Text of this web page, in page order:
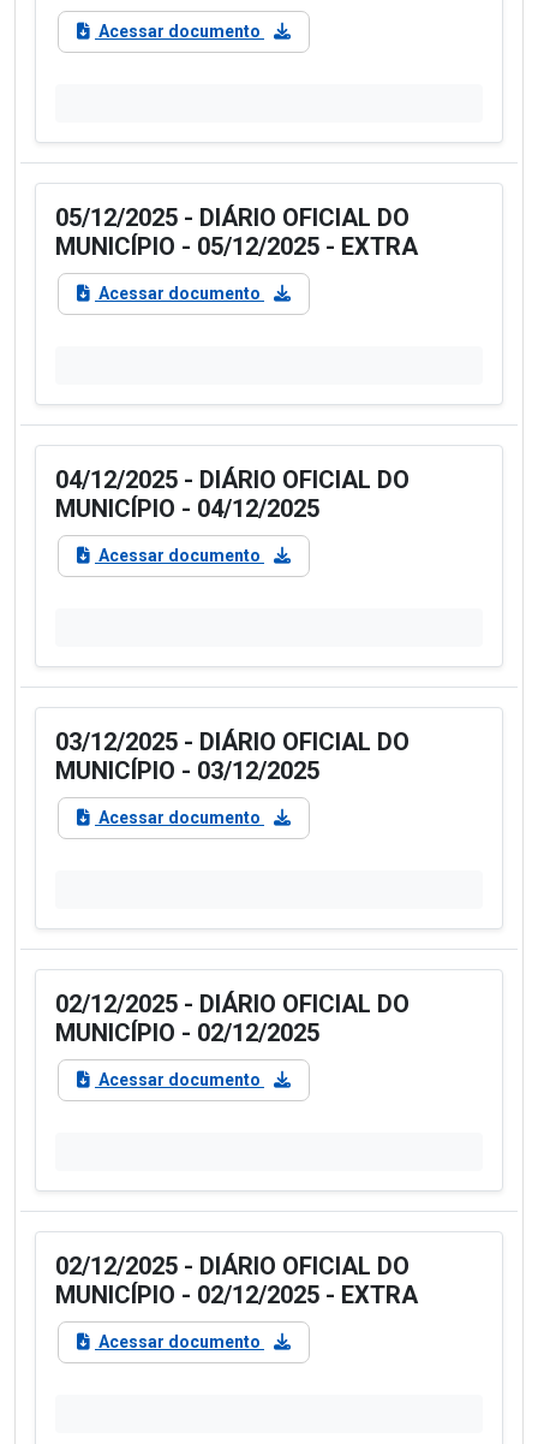
Acessar documento
05/12/2025 - DIÁRIO OFICIAL DO
MUNICÍPIO - 05/12/2025 - EXTRA
Acessar documento
04/12/2025 - DIÁRIO OFICIAL DO
MUNICÍPIO - 04/12/2025
Acessar documento
03/12/2025 - DIÁRIO OFICIAL DO
MUNICÍPIO - 03/12/2025
Acessar documento
02/12/2025 - DIÁRIO OFICIAL DO
MUNICÍPIO - 02/12/2025
Acessar documento
02/12/2025 - DIÁRIO OFICIAL DO
MUNICÍPIO - 02/12/2025 - EXTRA
Acessar documento